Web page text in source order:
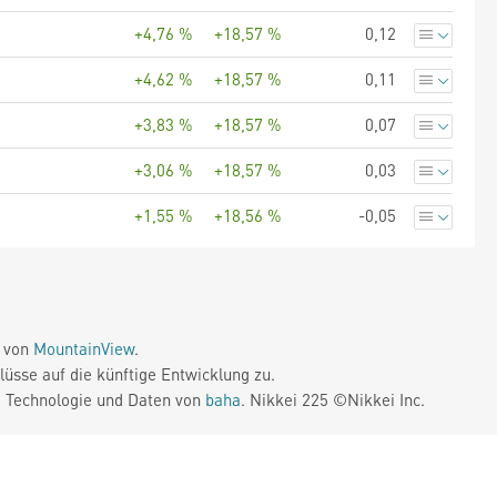
+4,76 % +18,57 % 0,12
+4,62 % +18,57 % 0,11
+3,83 % +18,57 % 0,07
+3,06 % +18,57 % 0,03
+1,55 % +18,56 % -0,05
MountainView.
auf die künftige Entwicklung zu.
und Daten von baha. Nikkei 225 ©Nikkei Inc.